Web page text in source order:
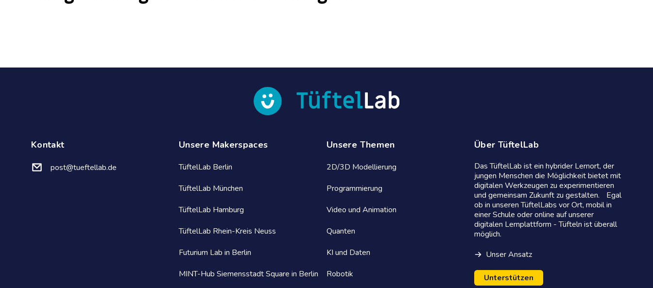
Kontakt
post@tueftellab.de
Unsere Makerspaces
TüftelLab Berlin
TüftelLab München
TüftelLab Hamburg
TüftelLab Rhein-Kreis Neuss
Futurium Lab in Berlin
MINT-Hub Siemensstadt Square in Berlin
Unsere Themen
2D/3D Modellierung
Programmierung
Video und Animation
Quanten
KI und Daten
Robotik
Über TüftelLab
Das TüftelLab ist ein hybrider Lernort, der
jungen Menschen die Möglichkeit bietet mit
digitalen Werkzeugen zu experimentieren
und gemeinsam Zukunft zu gestalten. Egal
ob in unseren TüftelLabs vor Ort, mobil in
einer Schule oder online auf unserer
digitalen Lernplattform - Tüfteln ist überall
möglich.
Unser Ansatz
Unterstützen